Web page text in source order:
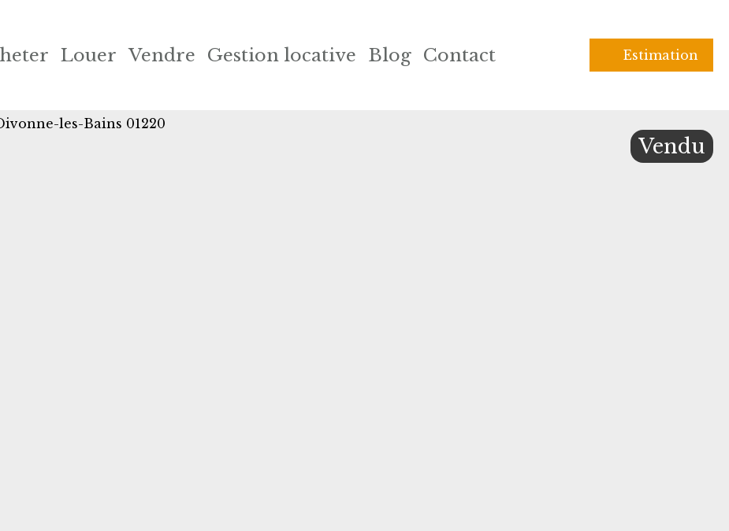
Louer Vendre Gestion locative Blog Contact Estimation
Vendu